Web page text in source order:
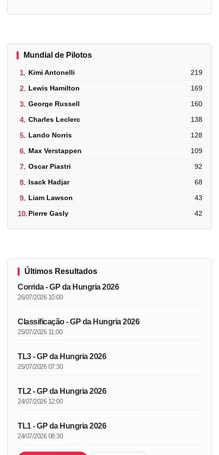
Mundial de Pilotos
1. Kimi Antonelli 219
2. Lewis Hamilton 169
3. George Russell 160
4. Charles Leclerc 138
5. Lando Norris 128
6. Max Verstappen 109
7. Oscar Piastri 92
8. Isack Hadjar 68
9. Liam Lawson 43
10.Pierre Gasly 42
Últimos Resultados
Corrida - GP da Hungria 2026
26/07/2026 10:00
Classificação - GP da Hungria 2026
25/07/2026 11:00
TL3 - GP da Hungria 2026
25/07/2026 07:30
TL2 - GP da Hungria 2026
24/07/2026 12:00
TL1 - GP da Hungria 2026
24/07/2026 08:30